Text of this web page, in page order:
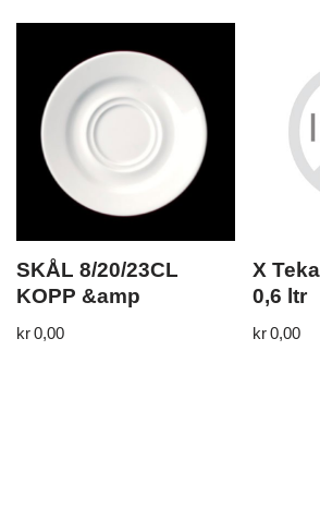
SKÅL 8/20/23CL
KOPP &amp
kr0,00
X
0,6 ltr
kr0,00